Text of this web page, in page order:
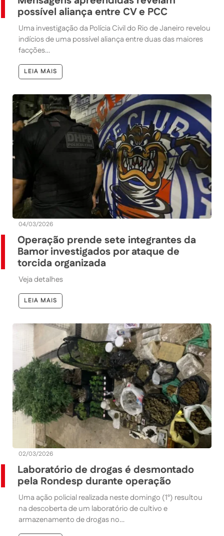
possível aliança entre CV e PCC
Uma investigação da Polícia Civil do Rio de Janeiro revelou
indícios de uma possível aliança entre duas das maiores
facções…
LEIA MAIS
04/03/2026
Operação prende sete integrantes da
Bamor investigados por ataque de
torcida organizada
Veja detalhes
LEIA MAIS
02/03/2026
Laboratório de drogas é desmontado
pela Rondesp durante operação
Uma ação policial realizada neste domingo (1°) resultou
na descoberta de um laboratório de cultivo e
armazenamento de drogas no…